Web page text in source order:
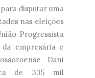
disputar uma
nas eleições
Progressista
empresária e
Dani
de 335 mil